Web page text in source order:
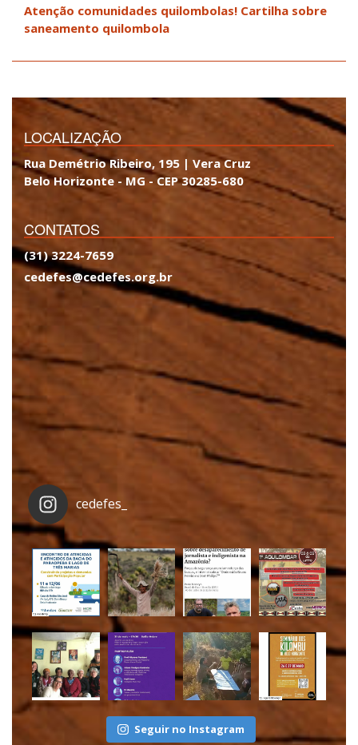
Atenção comunidades quilombolas! Cartilha sobre
saneamento quilombola
LOCALIZAÇÃO
Rua Demétrio Ribeiro, 195 | Vera Cruz
Belo Horizonte - MG - CEP 30285-680
CONTATOS
(31) 3224-7659
cedefes@cedefes.org.br
cedefes_
Seguir no Instagram